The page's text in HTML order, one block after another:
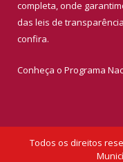
completa, onde
das leis de
confira.
Conheça o Programa
Todos os direitos